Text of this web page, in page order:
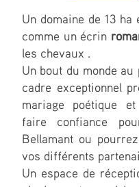
Un domaine de 13
comme un écrin
les chevaux .
Un bout du monde au
cadre exceptionnel
mariage poétique
faire confiance
Bellamant ou pourrez
vos différents
Un espace de